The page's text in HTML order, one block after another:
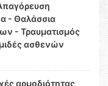
- Θαλάσσια
- Τραυματισμός
ασθενών
αρμοδιότητας